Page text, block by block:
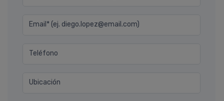
Email* (ej. diego.lopez@email.com)
Teléfono
Ubicación